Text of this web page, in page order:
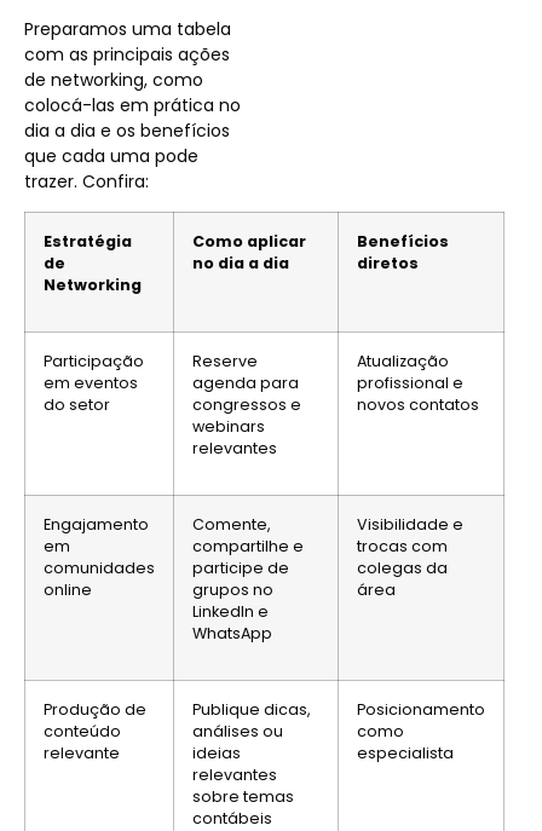
Preparamos uma tabela
com as principais ações
de networking, como
colocá-las em prática no
dia a dia e os benefícios
que cada uma pode
trazer. Confira:
Estratégia
de
Networking
Como aplicar
no dia a dia
Benefícios
diretos
Participação
em eventos
do setor
Reserve
agenda para
congressos e
webinars
relevantes
Atualização
profissional e
novos contatos
Engajamento
em
comunidades
online
Comente,
compartilhe e
participe de
grupos no
LinkedIn e
WhatsApp
Visibilidade e
trocas com
colegas da
área
Produção de
conteúdo
relevante
Publique dicas,
análises ou
ideias
relevantes
sobre temas
contábeis
Posicionamento
como
especialista